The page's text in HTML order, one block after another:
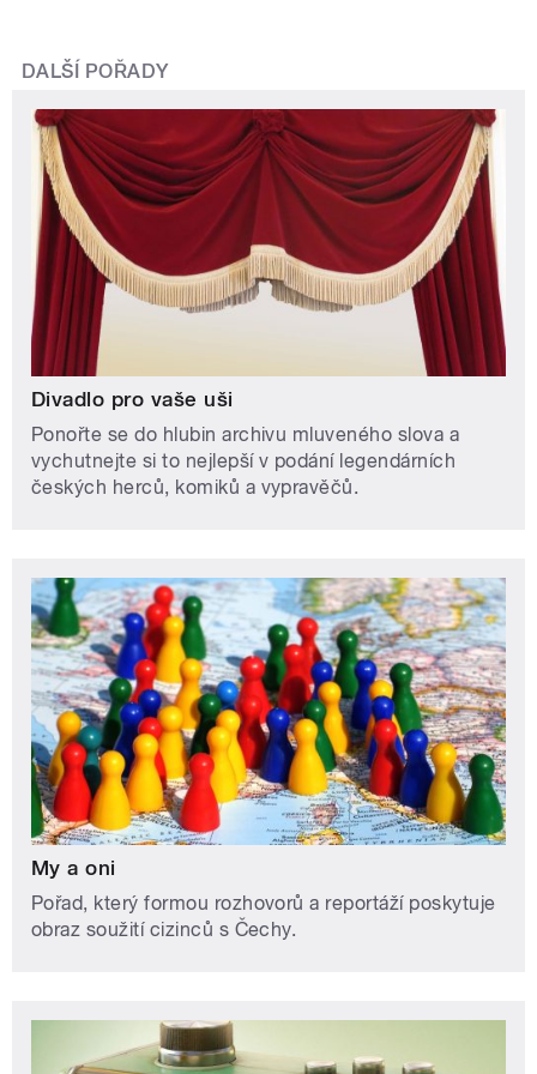
DALŠÍ POŘADY
Divadlo pro vaše uši
Ponořte se do hlubin archivu mluveného slova a
vychutnejte si to nejlepší v podání legendárních
českých herců, komiků a vypravěčů.
My a oni
Pořad, který formou rozhovorů a reportáží poskytuje
obraz soužití cizinců s Čechy.